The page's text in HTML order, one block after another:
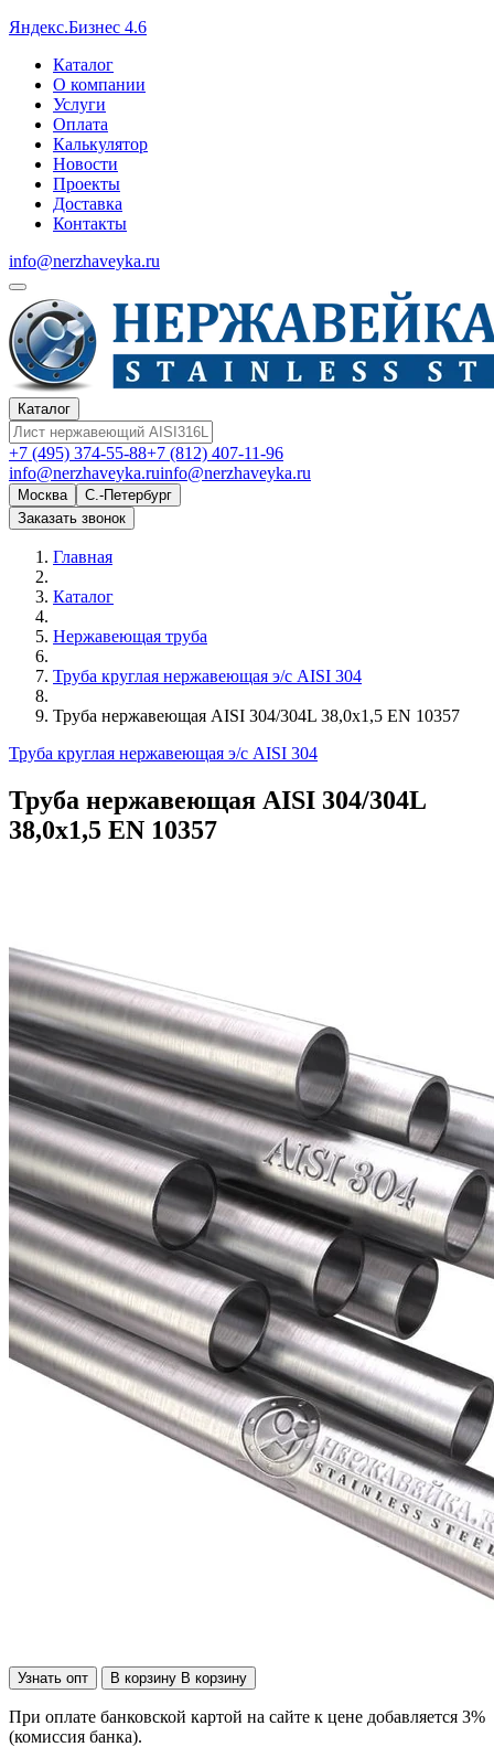
Яндекс.Бизнес 4.6
Каталог
О компании
Услуги
Оплата
Калькулятор
Новости
Проекты
Доставка
Контакты
info@nerzhaveyka.ru
Каталог
+7 (495) 374-55-88+7 (812) 407-11-96
info@nerzhaveyka.ruinfo@nerzhaveyka.ru
Москва
С.-Петербург
Заказать звонок
Главная
Каталог
Нержавеющая труба
Труба круглая нержавеющая э/с AISI 304
Труба нержавеющая AISI 304/304L 38,0х1,5 EN 10357
Труба круглая нержавеющая э/с AISI 304
Труба нержавеющая AISI 304/304L
38,0х1,5 EN 10357
Узнать опт В корзину В корзину
При оплате банковской картой на сайте к цене добавляется 3%
(комиссия банка).